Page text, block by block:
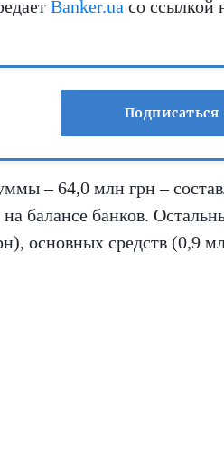
Banker.ua со ссылкой
Подписаться
– 64,0 млн грн –
балансе банков.
основных средств (0,9